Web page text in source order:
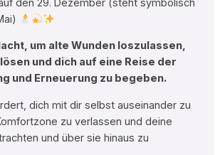
um alte Wunden loszulassen,
und dich auf eine Reise der
und Erneuerung zu begeben.
dich mit dir selbst auseinander zu
zu verlassen und deine
und über sie hinaus zu